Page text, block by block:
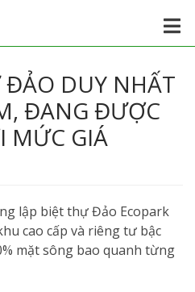
ĐẢO DUY NHẤT
ĐANG ĐƯỢC
MỨC GIÁ
lập biệt thự Đảo Ecopark
cao cấp và riêng tư bậc
mặt sông bao quanh từng